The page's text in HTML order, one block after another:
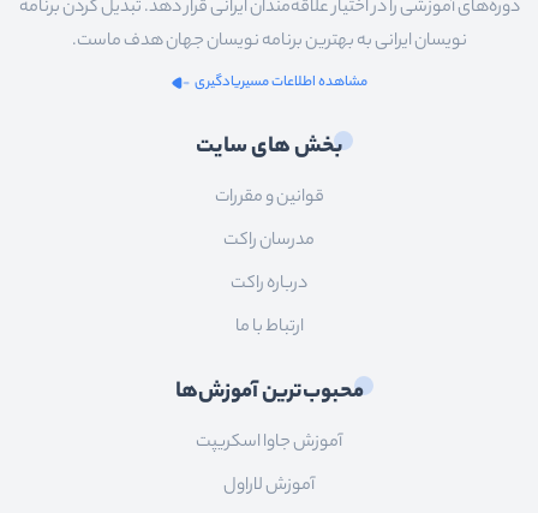
دوره‌های آموزشی را در اختیار علاقه‌مندان ایرانی قرار دهد. تبدیل کردن برنامه
نویسان ایرانی به بهترین برنامه نویسان جهان هدف ماست.
مشاهده اطلاعات مسیریادگیری
بخش های سایت
قوانین و مقررات
مدرسان راکت
درباره راکت
ارتباط با ما
محبوب‌ترین آموزش‌ها
آموزش جاوا اسکریپت
آموزش لاراول